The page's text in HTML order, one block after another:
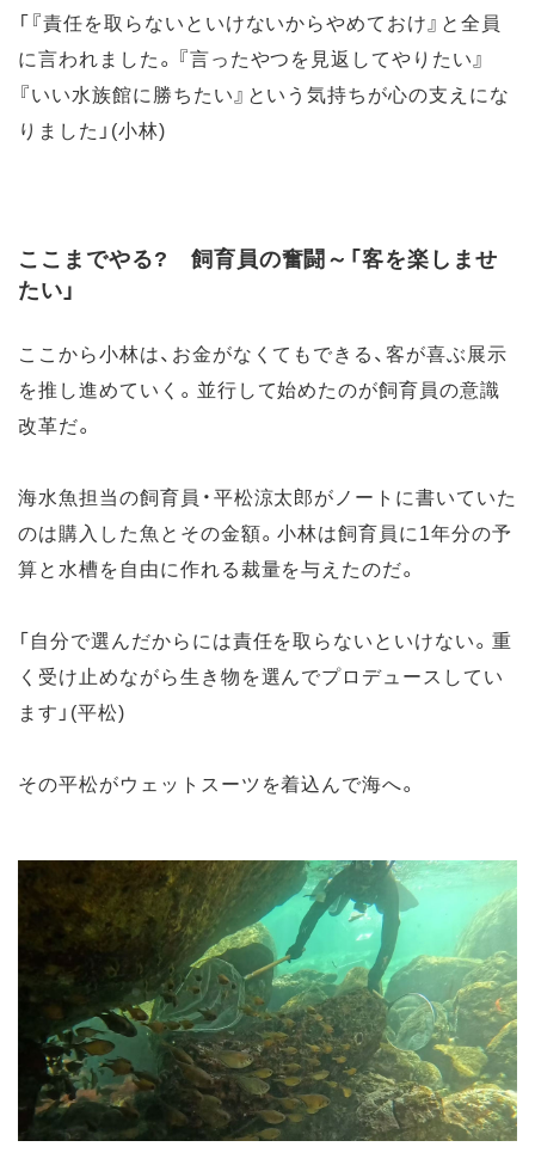
「『責任を取らないといけないからやめておけ』と全員
に言われました。『言ったやつを見返してやりたい』
『いい水族館に勝ちたい』という気持ちが心の支えにな
りました」(小林)
ここまでやる? 飼育員の奮闘～「客を楽しませ
たい」
ここから小林は、お金がなくてもできる、客が喜ぶ展示
を推し進めていく。並行して始めたのが飼育員の意識
改革だ。
海水魚担当の飼育員・平松涼太郎がノートに書いていた
のは購入した魚とその金額。小林は飼育員に1年分の予
算と水槽を自由に作れる裁量を与えたのだ。
「自分で選んだからには責任を取らないといけない。重
く受け止めながら生き物を選んでプロデュースしてい
ます」(平松)
その平松がウェットスーツを着込んで海へ。